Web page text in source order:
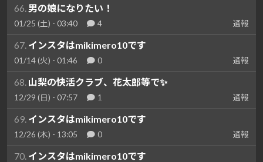
66. 男の娘になりたい！
01/25 (土) - 03:40 4 通報
67. インスタはmikimero10です
01/14 (火) - 01:46 0 通報
68. 山梨の快活クラブ、花太郎等で✨️
12/29 (日) - 07:57 1 通報
69. インスタはmikimero10です
12/26 (木) - 13:05 0 通報
70. インスタはmikimero10です